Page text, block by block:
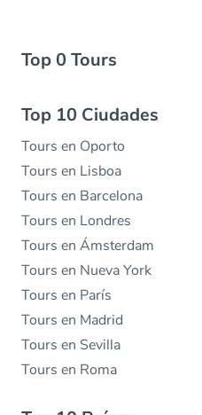
Top 0 Tours
Top 10 Ciudades
Tours en Oporto
Tours en Lisboa
Tours en Barcelona
Tours en Londres
Tours en Ámsterdam
Tours en Nueva York
Tours en París
Tours en Madrid
Tours en Sevilla
Tours en Roma